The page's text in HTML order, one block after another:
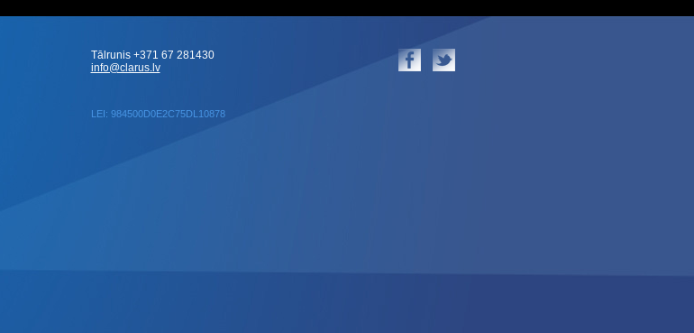
LEI: 984500D0E2C75DL10878
Tālrunis +371 67 281430
info@clarus.lv